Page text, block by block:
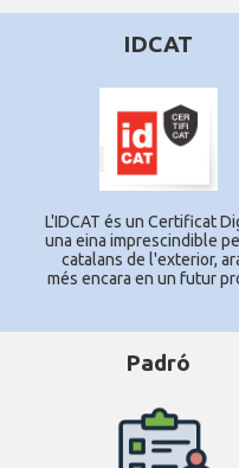
IDCAT
L'IDCAT és un Certificat
una eina imprescindible
catalans de l'exterior,
més encara en un futur
Padró